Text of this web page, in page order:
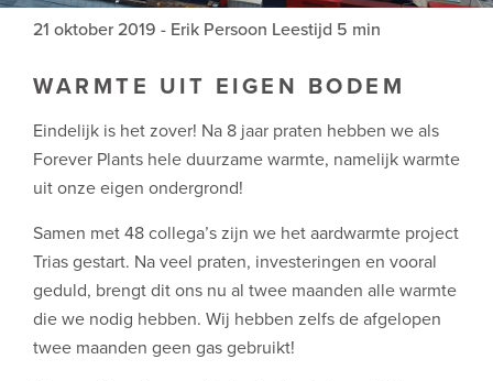
21 oktober 2019 - Erik Persoon Leestijd 5 min
WARMTE UIT EIGEN BODEM
Eindelijk is het zover! Na 8 jaar praten hebben we als
Forever Plants hele duurzame warmte, namelijk warmte
uit onze eigen ondergrond!
Samen met 48 collega’s zijn we het aardwarmte project
Trias gestart. Na veel praten, investeringen en vooral
geduld, brengt dit ons nu al twee maanden alle warmte
die we nodig hebben. Wij hebben zelfs de afgelopen
twee maanden geen gas gebruikt!